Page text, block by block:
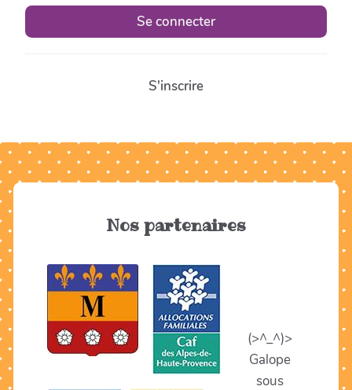
Se connecter
S'inscrire
Nos partenaires
(>^_^)>
Galope
sous